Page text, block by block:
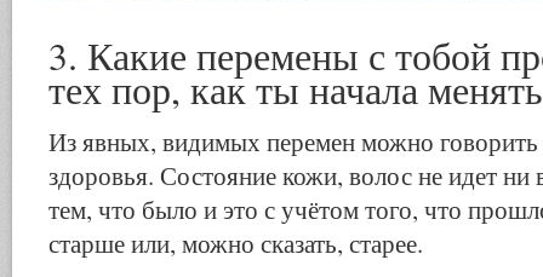
3. Какие перемены с тобой
тех пор, как ты начала
Из явных, видимых перемен можно говорить
здоровья. Состояние кожи, волос не идет ни
тем, что было и это с учётом того, что
старше или, можно сказать, старее.